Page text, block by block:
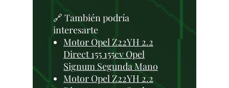
🔗 También podría
interesarte
Motor Opel Z22YH 2.2
Direct 155 155cv Opel
Signum Segunda Mano
Motor Opel Z22YH 2.2